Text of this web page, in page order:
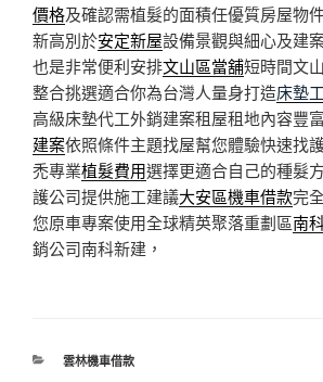
價格及確認需植髮的面積任優質房屋物
新高別於安定新屋設備景觀與細心及建
也是非常便利安排文山區當舖短時間文
整合挑選適合你為台灣人量身打造床墊
高級床墊代工外銷建案租屋租地內容豐
建案依照條件主題找屋幫您體驗快速找
禿專業植髮費用選擇更適合自己的種髮
護公司提供施工建議大安區機車借款完
您原車專案使用全球精英聚落重劃區南
銷公司南科新建，
分
雲林機車借款